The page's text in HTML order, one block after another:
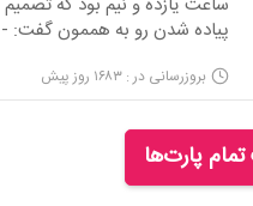
کرد داد زد:
پیاده شدن رو به هممون گفت:
رو بین دستام فشردم. - می
بروزرسانی در : ۱۶۸۳ روز پیش
پارت‌ها